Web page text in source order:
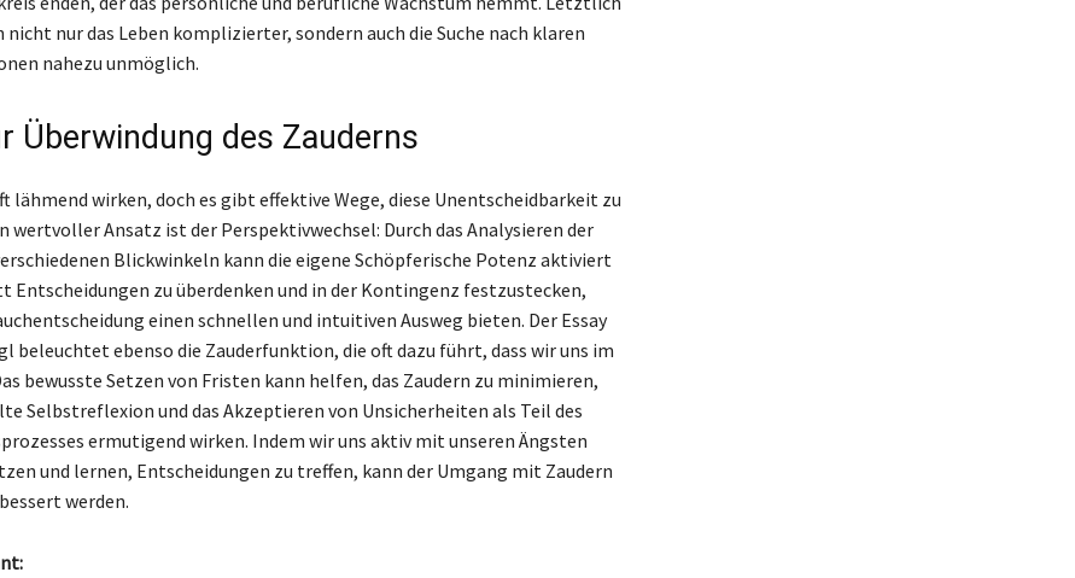
nicht nur das Leben komplizierter, sondern auch die Suche nach klaren
nahezu unmöglich.
Überwindung des Zauderns
lähmend wirken, doch es gibt effektive Wege, diese Unentscheidbarkeit zu
wertvoller Ansatz ist der Perspektivwechsel: Durch das Analysieren der
Blickwinkeln kann die eigene Schöpferische Potenz aktiviert
Entscheidungen zu überdenken und in der Kontingenz festzustecken,
einen schnellen und intuitiven Ausweg bieten. Der Essay
beleuchtet ebenso die Zauderfunktion, die oft dazu führt, dass wir uns im
bewusste Setzen von Fristen kann helfen, das Zaudern zu minimieren,
Selbstreflexion und das Akzeptieren von Unsicherheiten als Teil des
ermutigend wirken. Indem wir uns aktiv mit unseren Ängsten
und lernen, Entscheidungen zu treffen, kann der Umgang mit Zaudern
werden.